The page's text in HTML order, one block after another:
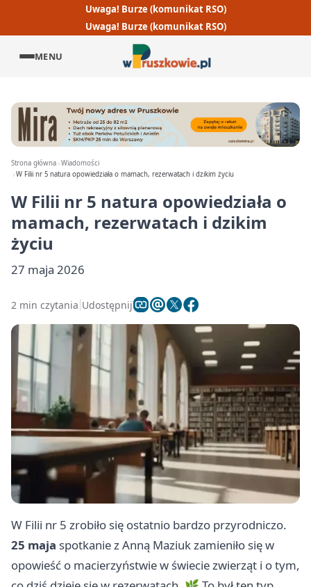
Uwaga! Burze (komunikat RSO)
Uwaga! Burze (komunikat RSO)
MENU
Strona główna Wiadomości
W Filii nr 5 natura opowiedziała o mamach, rezerwatach i dzikim życiu
W Filii nr 5 natura opowiedziała o
mamach, rezerwatach i dzikim
życiu
27 maja 2026
2 min czytania Udostępnij
W Filii nr 5 zrobiło się ostatnio bardzo przyrodniczo.
25 maja spotkanie z Anną Maziuk zamieniło się w
opowieść o macierzyństwie w świecie zwierząt i o tym,